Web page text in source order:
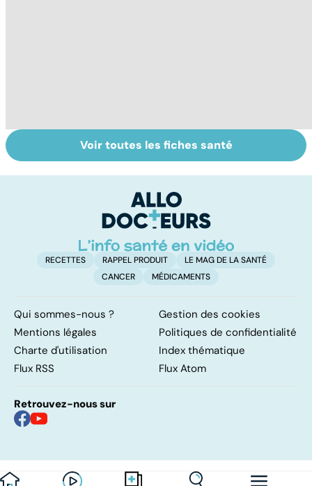
Le lupus, une
maladie
Anémie :
symptômes,
traitements
Voir toutes les fiches santé
RECETTES RAPPEL PRODUIT
LE MAG DE LA SANTÉ
CANCER
MÉDICAMENTS
Qui sommes-nous ?
Gestion des cookies
Mentions légales
Politiques de confidentialité
Charte d'utilisation
Index thématique
Flux RSS
Flux Atom
Retrouvez-nous sur